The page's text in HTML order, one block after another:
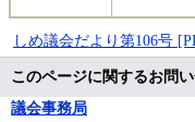
しめ議会だより第106号
このページに関するお問
議会事務局